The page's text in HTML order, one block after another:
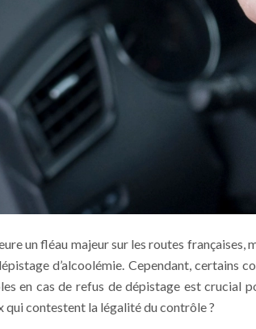
un fléau majeur sur les routes
d’alcoolémie. Cependant, certains
en cas de refus de dépistage est crucial
qui contestent la légalité du contrôle ?